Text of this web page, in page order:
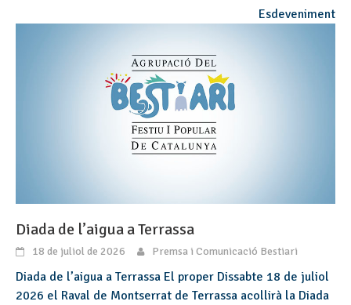
Esdeveniment
Diada de l’aigua a Terrassa
18 de juliol de 2026 Premsa i Comunicació Bestiari
Diada de l’aigua a Terrassa El proper Dissabte 18 de juliol
2026 el Raval de Montserrat de Terrassa acollirà la Diada